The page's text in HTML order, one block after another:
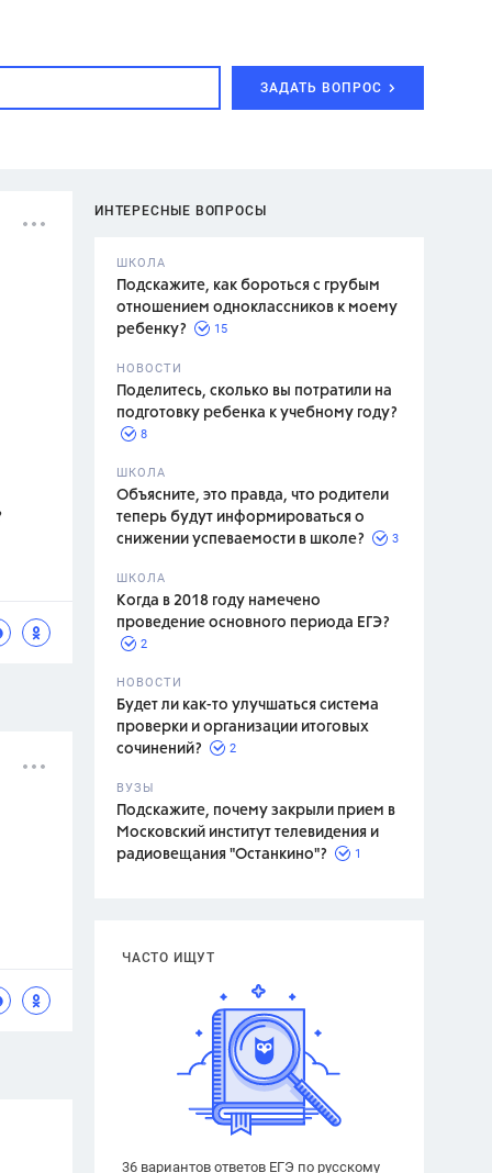
ЗАДАТЬ ВОПРОС
ИНТЕРЕСНЫЕ ВОПРОСЫ
ШКОЛА
Подскажите, как бороться с грубым
отношением одноклассников к моему
ребенку?
15
НОВОСТИ
Поделитесь, сколько вы потратили на
подготовку ребенка к учебному году?
8
ШКОЛА
Объясните, это правда, что родители
теперь будут информироваться о
снижении успеваемости в школе?
3
ШКОЛА
Когда в 2018 году намечено
проведение основного периода ЕГЭ?
2
НОВОСТИ
Будет ли как-то улучшаться система
проверки и организации итоговых
сочинений?
2
ВУЗЫ
Подскажите, почему закрыли прием в
Московский институт телевидения и
радиовещания "Останкино"?
1
ЧАСТО ИЩУТ
36 вариантов ответов ЕГЭ по русскому